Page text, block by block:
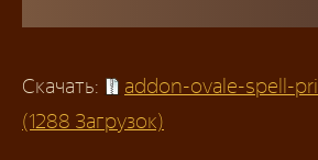
Скачать:
addon-ovale-spell-
(1288 Загрузок)